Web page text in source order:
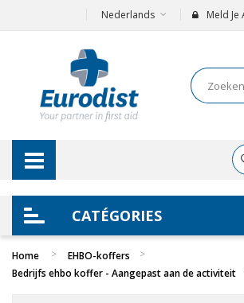
Nederlands Meld Je
CATÉGORIES
Home
EHBO-koffers
Bedrijfs ehbo koffer​ - Aangepast aan de activiteit